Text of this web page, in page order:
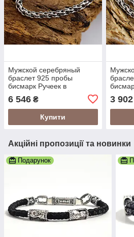
Мужской серебряный
браслет 925 пробы
бисмарк Ручеек в
2410519
6 546 ₴
Купити
24105/
3 902
Акційні пропозиції та новинки
Подарунок